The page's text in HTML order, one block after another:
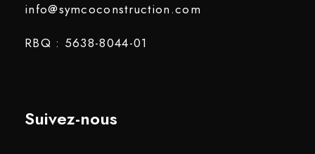
info@symcoconstruction.com
RBQ : 5638-8044-01
Suivez-nous